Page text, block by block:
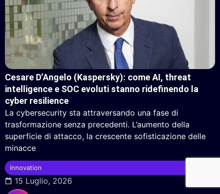
Cesare D’Angelo (Kaspersky): come AI, threat
intelligence e SOC evoluti stanno ridefinendo la
cyber resilience
La cybersecurity sta attraversando una fase di
trasformazione senza precedenti. L’aumento della
superficie di attacco, la crescente sofisticazione delle
minacce
Innovation
15 Luglio, 2026